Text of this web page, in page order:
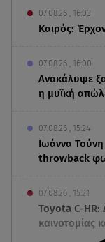
07.08.26 , 16:03
Καιρός:
07.08.26 , 16:00
Ανακάλυψε
η μυϊκή
07.08.26 , 15:24
Ιωάννα
throwback
07.08.26 , 15:21
Toyota C-HR:
καινοτομίας